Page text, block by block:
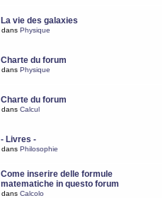
La vie des galaxies
dans Physique
Charte du forum
dans Physique
Charte du forum
dans Calcul
- Livres -
dans Philosophie
Come inserire delle formule
matematiche in questo forum
dans Calcolo